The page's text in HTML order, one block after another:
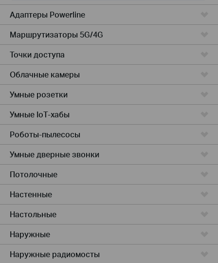
Адаптеры Powerline
Маршрутизаторы 5G/4G
Точки доступа
Облачные камеры
Умные розетки
Умные IoT-хабы
Роботы-пылесосы
Умные дверные звонки
Потолочные
Настенные
Настольные
Наружные
Наружные радиомосты